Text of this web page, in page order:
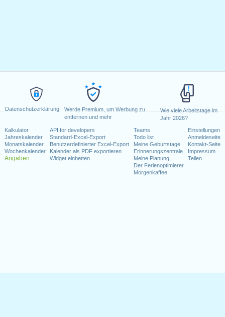
Datenschutzerklärung
Werde Premium, um Werbung zu
entfernen und mehr
Wie viele Arbeitstage im
Jahr 2026?
Kalkulator
Jahreskalender
Monatskalender
Wochenkalender
Angaben
API for developers
Standard-Excel-Export
Benutzerdefinierter Excel-Export
Kalender als PDF exportieren
Widget einbetten
Teams
Todo list
Meine Geburtstage
Erinnerungszentrale
Meine Planung
Der Ferienoptimierer
Morgenkaffee
Einstellungen
Anmeldeseite
Kontakt-Seite
Impressum
Teilen